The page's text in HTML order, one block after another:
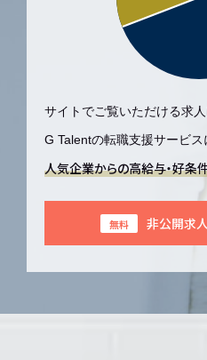
サイトでご覧いただける求人
G Talentの転職支援サービス
人気企業からの高給与・好条
無料 非公開求